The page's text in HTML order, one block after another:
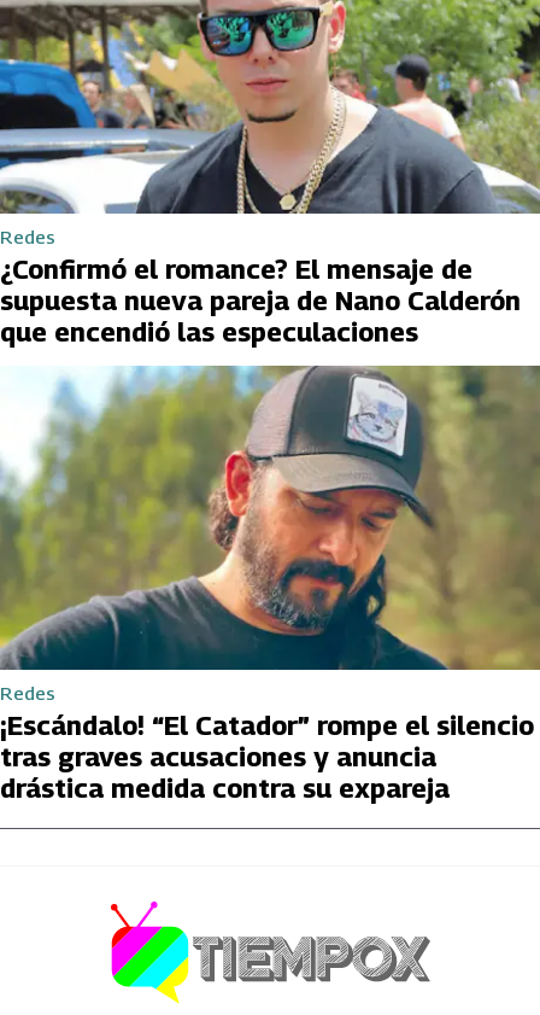
Redes
¿Confirmó el romance? El mensaje de
supuesta nueva pareja de Nano Calderón
que encendió las especulaciones
Redes
¡Escándalo! “El Catador” rompe el silencio
tras graves acusaciones y anuncia
drástica medida contra su expareja